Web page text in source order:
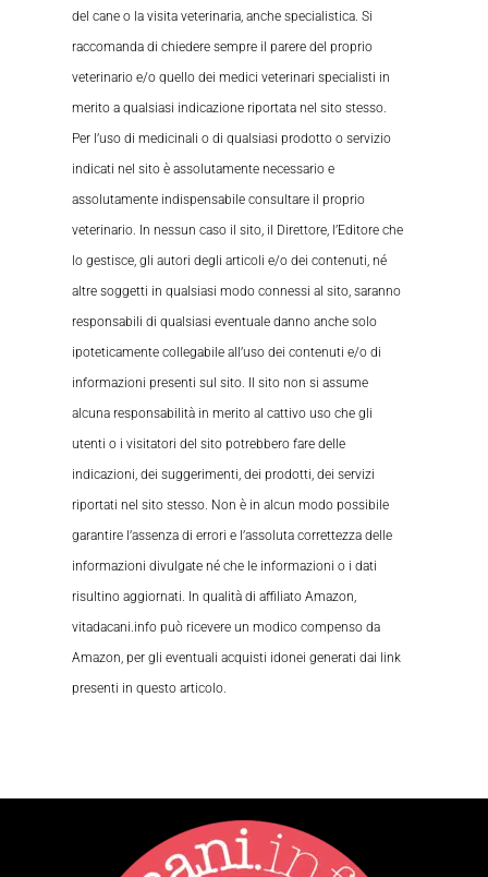
del cane o la visita veterinaria, anche specialistica. Si
raccomanda di chiedere sempre il parere del proprio
veterinario e/o quello dei medici veterinari specialisti in
merito a qualsiasi indicazione riportata nel sito stesso.
Per l’uso di medicinali o di qualsiasi prodotto o servizio
indicati nel sito è assolutamente necessario e
assolutamente indispensabile consultare il proprio
veterinario. In nessun caso il sito, il Direttore, l’Editore che
lo gestisce, gli autori degli articoli e/o dei contenuti, né
altre soggetti in qualsiasi modo connessi al sito, saranno
responsabili di qualsiasi eventuale danno anche solo
ipoteticamente collegabile all’uso dei contenuti e/o di
informazioni presenti sul sito. Il sito non si assume
alcuna responsabilità in merito al cattivo uso che gli
utenti o i visitatori del sito potrebbero fare delle
indicazioni, dei suggerimenti, dei prodotti, dei servizi
riportati nel sito stesso. Non è in alcun modo possibile
garantire l’assenza di errori e l’assoluta correttezza delle
informazioni divulgate né che le informazioni o i dati
risultino aggiornati. In qualità di affiliato Amazon,
vitadacani.info può ricevere un modico compenso da
Amazon, per gli eventuali acquisti idonei generati dai link
presenti in questo articolo.